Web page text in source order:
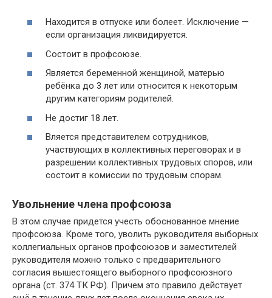
Находится в отпуске или болеет. Исключение —
если организация ликвидируется.
Состоит в профсоюзе.
Является беременной женщиной, матерью
ребёнка до 3 лет или относится к некоторым
другим категориям родителей.
Не достиг 18 лет.
Вляется представителем сотрудников,
участвующих в коллективных переговорах и в
разрешении коллективных трудовых споров, или
состоит в комиссии по трудовым спорам.
Увольнение члена профсоюза
В этом случае придется учесть обоснованное мнение
профсоюза. Кроме того, уволить руководителя выборных
коллегиальных органов профсоюзов и заместителей
руководителя можно только с предварительного
согласия вышестоящего выборного профсоюзного
органа (ст. 374 ТК РФ). Причем это правило действует